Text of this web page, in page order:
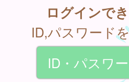
ログインで
ID,パスワード
ID・パスワ